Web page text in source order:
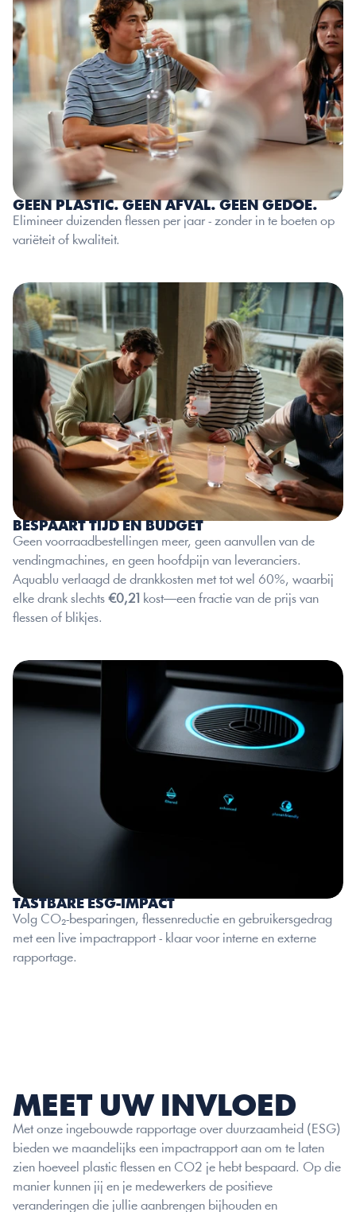
GEEN PLASTIC. GEEN AFVAL. GEEN GEDOE.
Elimineer duizenden flessen per jaar - zonder in te boeten op
variëteit of kwaliteit.
BESPAART TIJD EN BUDGET
Geen voorraadbestellingen meer, geen aanvullen van de
vendingmachines, en geen hoofdpijn van leveranciers.
Aquablu verlaagd de drankkosten met tot wel 60%, waarbij
elke drank slechts €0,21
kost—een fractie van de prijs van
flessen of blikjes.
TASTBARE ESG-IMPACT
Volg CO₂-besparingen, flessenreductie en gebruikersgedrag
met een live impactrapport - klaar voor interne en externe
rapportage.
MEET UW INVLOED
Met onze ingebouwde rapportage over duurzaamheid (ESG)
bieden we maandelijks een impactrapport aan om te laten
zien hoeveel plastic flessen en CO2 je hebt bespaard. Op die
manier kunnen jij en je medewerkers de positieve
veranderingen die jullie aanbrengen bijhouden en